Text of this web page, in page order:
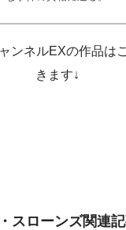
ンネルEXの作品は
きます↓
スローンズ関連